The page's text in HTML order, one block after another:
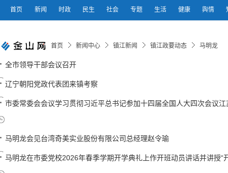
首页 新闻 时政 民生 社会 专题 生活 健康 舆情
首页 新闻中心 镇江新闻 镇江政要动态 马明龙
全市领导干部会议召开
辽宁朝阳党政代表团来镇考察
市委常委会会议学习贯彻习近平总书记参加十四届全国人大四次会议
马明龙会见台湾奇美实业股份有限公司总经理赵令瑜
马明龙在市委党校2026年春季学期开学典礼上作开班动员讲话并讲授“